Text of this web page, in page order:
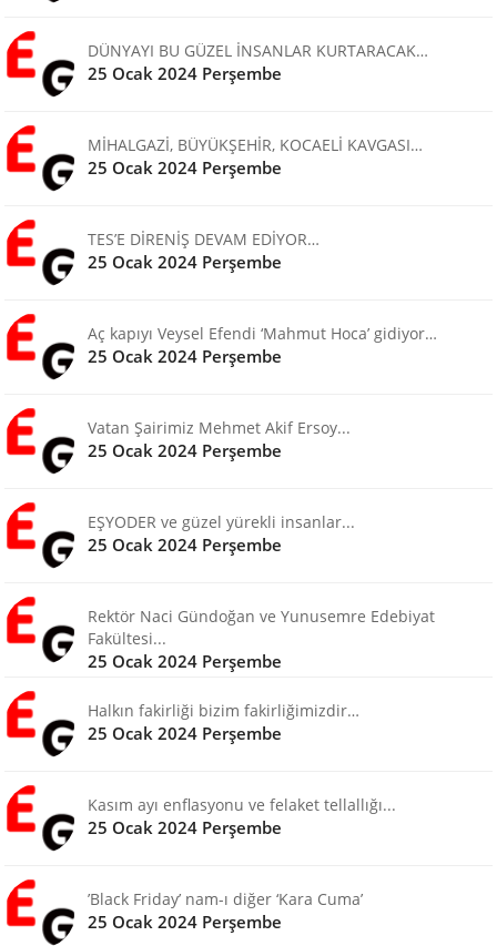
DÜNYAYI BU GÜZEL İNSANLAR KURTARACAK…
25 Ocak 2024 Perşembe
MİHALGAZİ, BÜYÜKŞEHİR, KOCAELİ KAVGASI…
25 Ocak 2024 Perşembe
TES’E DİRENİŞ DEVAM EDİYOR…
25 Ocak 2024 Perşembe
Aç kapıyı Veysel Efendi ‘Mahmut Hoca’ gidiyor…
25 Ocak 2024 Perşembe
Vatan Şairimiz Mehmet Akif Ersoy...
25 Ocak 2024 Perşembe
EŞYODER ve güzel yürekli insanlar...
25 Ocak 2024 Perşembe
Rektör Naci Gündoğan ve Yunusemre Edebiyat
Fakültesi...
25 Ocak 2024 Perşembe
Halkın fakirliği bizim fakirliğimizdir…
25 Ocak 2024 Perşembe
Kasım ayı enflasyonu ve felaket tellallığı...
25 Ocak 2024 Perşembe
’Black Friday’ nam-ı diğer ‘Kara Cuma’
25 Ocak 2024 Perşembe